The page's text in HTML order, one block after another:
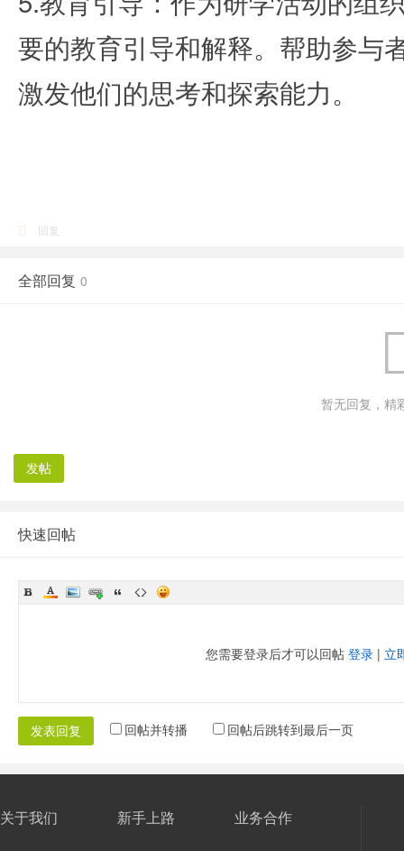
要的教育引导和解释。帮助参与
激发他们的思考和探索能力。
回复
全部回复 0
暂无回复，精
发帖
快速回帖
您需要登录后才可以回帖 登录 | 立
发表回复 回帖并转播 回帖后跳转到最后一页
关于我们 新手上路 业务合作